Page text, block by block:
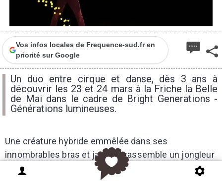
Vos infos locales de Frequence-sud.fr en
priorité sur Google
Un duo entre cirque et danse, dès 3 ans à
découvrir les 23 et 24 mars à la Friche la Belle
de Mai dans le cadre de Bright Generations -
Générations lumineuses.
Une créature hybride emmêlée dans ses
innombrables bras et jambes rassemble un jongleur
et un acrobate. D’abord inséparable, le duo est gagné